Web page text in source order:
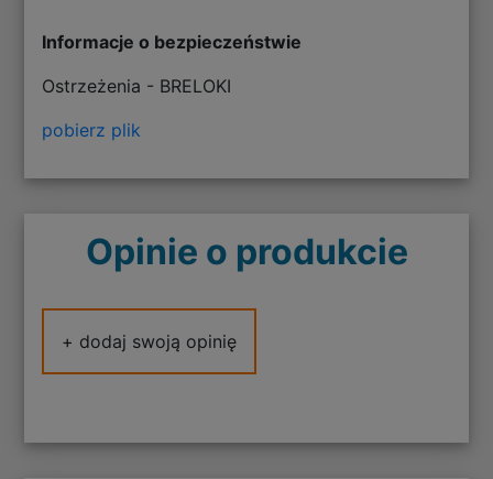
Informacje o bezpieczeństwie
Ostrzeżenia - BRELOKI
pobierz plik
Opinie o produkcie
+ dodaj swoją opinię